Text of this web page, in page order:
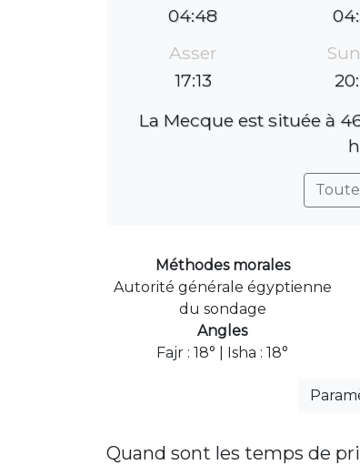
04:48
Asser
17:13
La Mecque est située à
Méthodes morales
Autorité générale égyptienne
du sondage
Angles
Fajr : 18° | Isha : 18°
Quand sont les temps de